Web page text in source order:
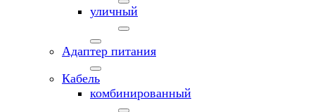
уличный
Адаптер питания
Кабель
комбинированный